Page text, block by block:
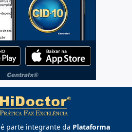
é parte integrante da Plataforma